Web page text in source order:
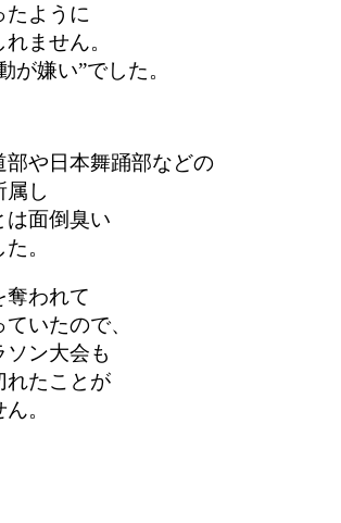
たように
ません。
が嫌い”でした。
部や日本舞踊部などの
属し
は面倒臭い
。
奪われて
いたので、
ン大会も
れたことが
。